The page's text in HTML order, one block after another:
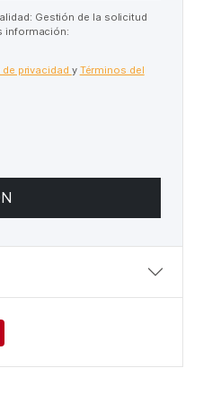
Gestión de la solicitud
información:
privacidad y Términos del